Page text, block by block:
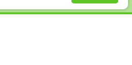
Избранное Корзина